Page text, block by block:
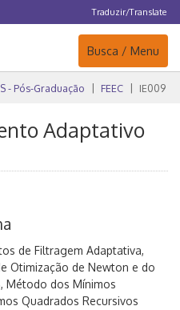
Traduzir/Translate
Navegação
Busca / Menu
- Pós-Graduação FEEC IE009
Adaptativo
de Filtragem Adaptativa,
Otimização de Newton e do
Método dos Mínimos
Quadrados Recursivos